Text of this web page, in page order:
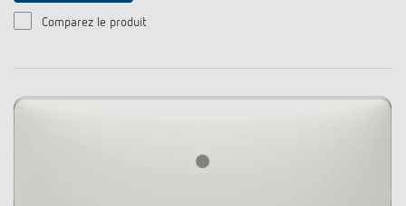
Comparez le produit